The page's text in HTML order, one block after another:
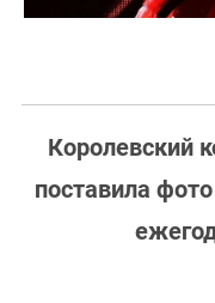
Королевский
поставила